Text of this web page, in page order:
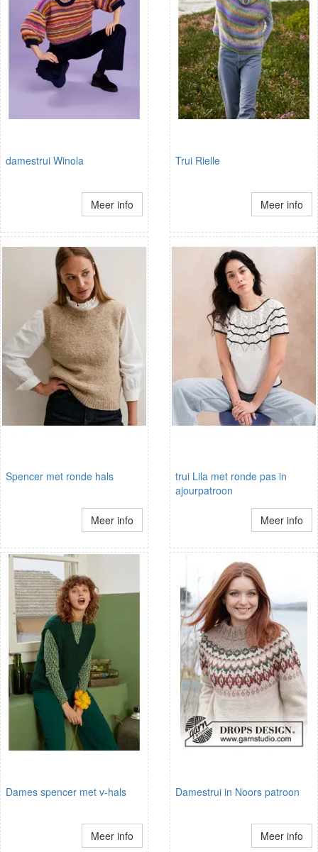
damestrui Winola
Meer info
Trui Rielle
Meer info
Spencer met ronde hals
Meer info
trui Lila met ronde pas in
ajourpatroon
Meer info
Dames spencer met v-hals
Meer info
Damestrui in Noors patroon
Meer info